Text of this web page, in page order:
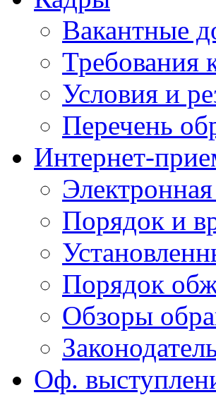
Вакантные
Требования
Условия и
Перечень
Интернет-
Порядок и
Порядок
Обзоры
Оф.